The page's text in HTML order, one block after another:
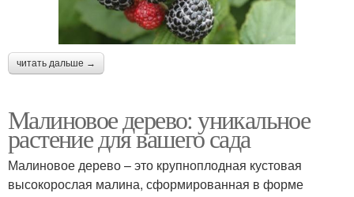
читать дальше →
Малиновое дерево: уникальное
растение для вашего сада
Малиновое дерево – это крупноплодная кустовая
высокорослая малина, сформированная в форме